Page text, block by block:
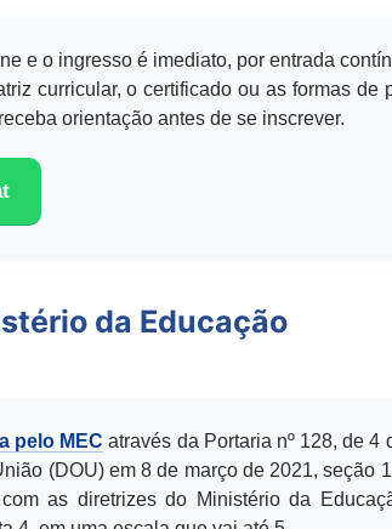
e o ingresso é imediato, por entrada
curricular, o certificado ou as formas de
orientação antes de se inscrever.
da Educação
pelo MEC através da Portaria nº 128, de 4
(DOU) em 8 de março de 2021, seção
as diretrizes do Ministério da